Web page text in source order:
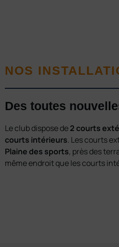
NOS
Des toutes
Le club dispose de2 courts
courts intérieurs. Les courts
Plaine des sports, près des
même endroit que les courts